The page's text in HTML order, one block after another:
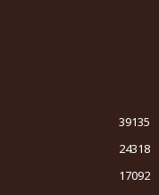
39135
24318
17092